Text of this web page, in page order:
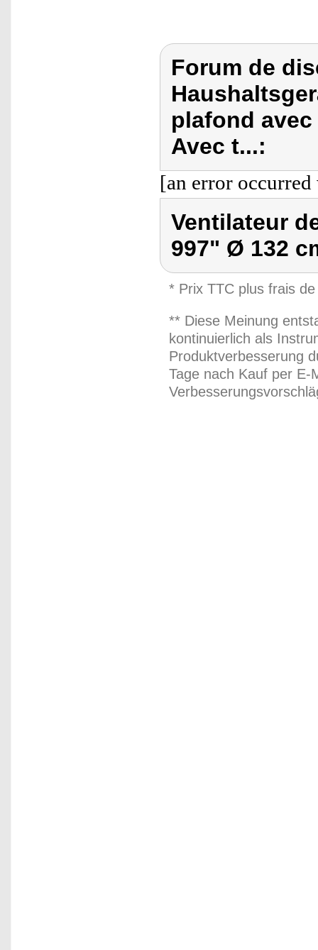
Forum de
plafond
Avec t...:
[an error
Ventilateur
997" Ø 132
* Prix TTC plus frais
** Diese Meinung
kontinuierlich als
Produktverbesserung
Tage nach Kauf per E-